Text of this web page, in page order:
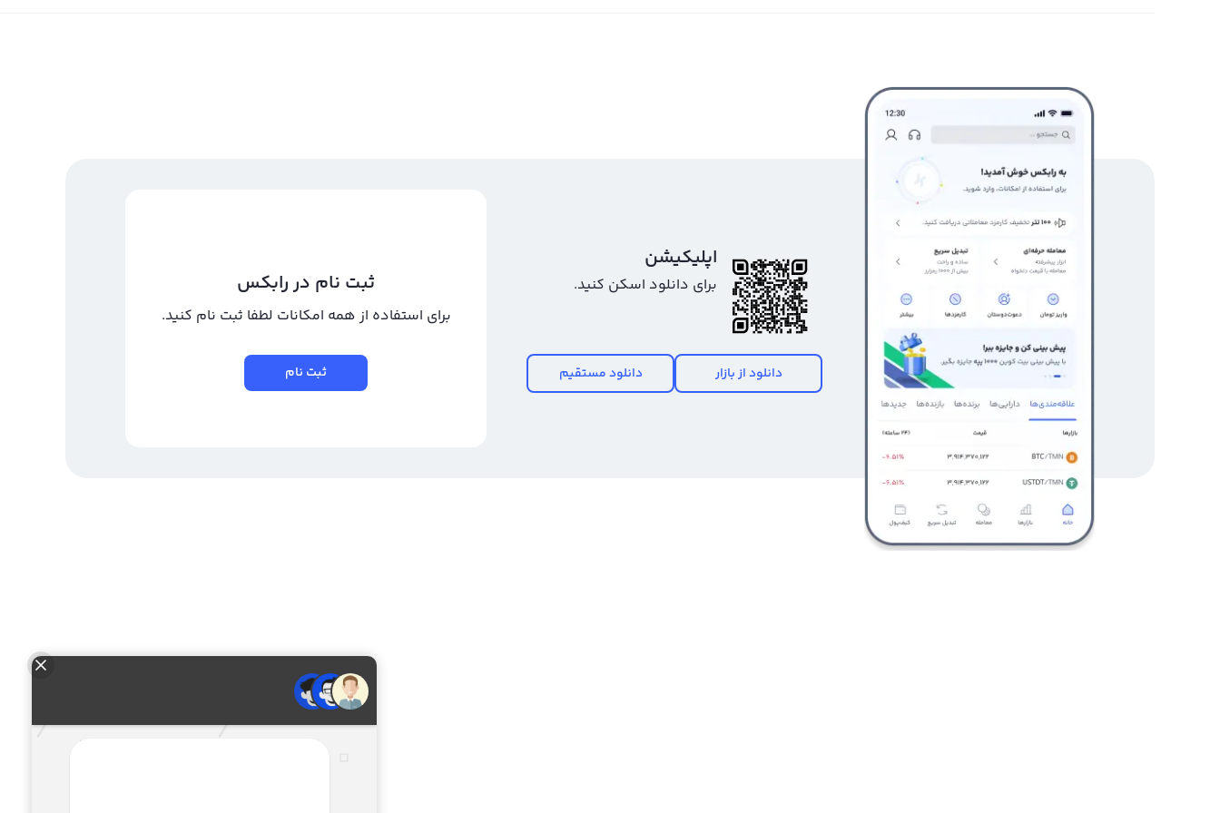
اپلیکیشن
برای دانلود اسکن کنید.
دانلود از بازار دانلود مستقیم
ثبت نام در رابکس
برای استفاده از همه امکانات لطفا ثبت نام کنید.
ثبت نام